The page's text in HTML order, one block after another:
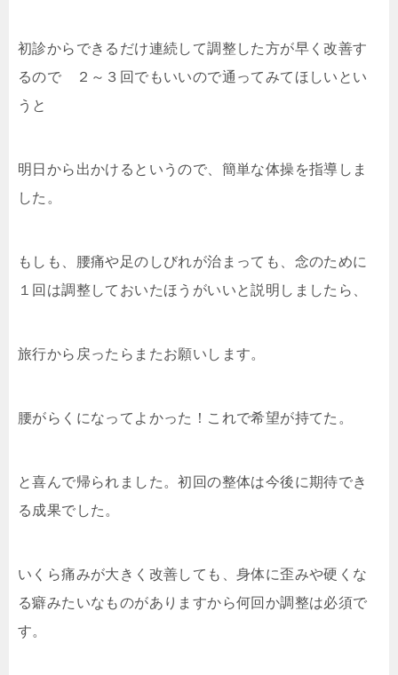
初診からできるだけ連続して調整した方が早く改善す
るので ２～３回でもいいので通ってみてほしいとい
うと
明日から出かけるというので、簡単な体操を指導しま
した。
もしも、腰痛や足のしびれが治まっても、念のために
１回は調整しておいたほうがいいと説明しましたら、
旅行から戻ったらまたお願いします。
腰がらくになってよかった！これで希望が持てた。
と喜んで帰られました。初回の整体は今後に期待でき
る成果でした。
いくら痛みが大きく改善しても、身体に歪みや硬くな
る癖みたいなものがありますから何回か調整は必須で
す。